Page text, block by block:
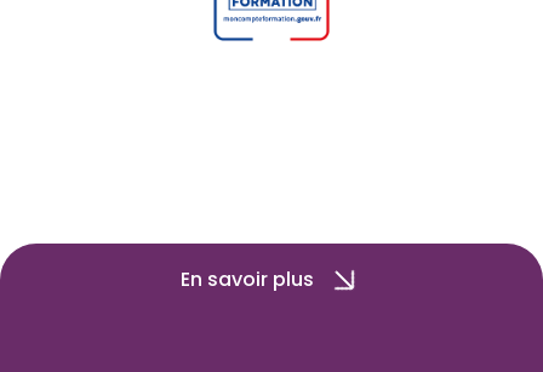
En savoir plus